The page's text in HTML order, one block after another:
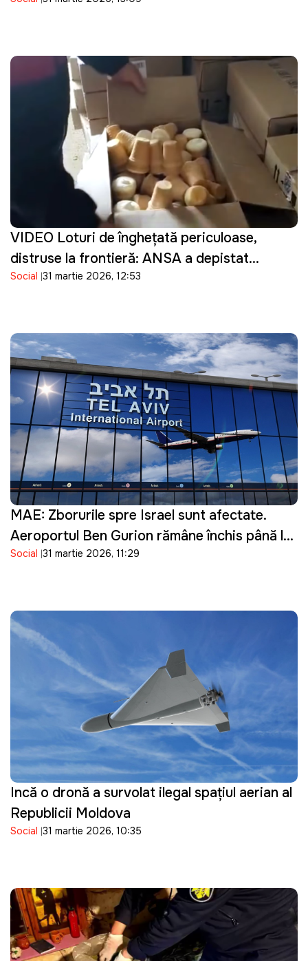
VIDEO Loturi de înghețată periculoase,
distruse la frontieră: ANSA a depistat
bacterii în produsele importate
Social 31 martie 2026, 12:53
MAE: Zborurile spre Israel sunt afectate.
Aeroportul Ben Gurion rămâne închis până la
16 aprilie
Social 31 martie 2026, 11:29
Incă o dronă a survolat ilegal spațiul aerian al
Republicii Moldova
Social 31 martie 2026, 10:35